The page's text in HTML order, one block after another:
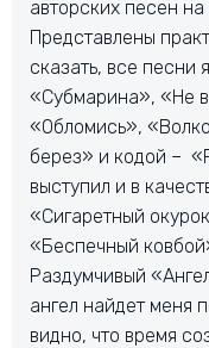
авторских песен
Представлены
сказать, все песни
«Субмарина», «Не
«Обломись»,
берез» и кодой –
выступил и в
«Сигаретный
«Беспечный
Раздумчивый
ангел найдет меня
видно, что время